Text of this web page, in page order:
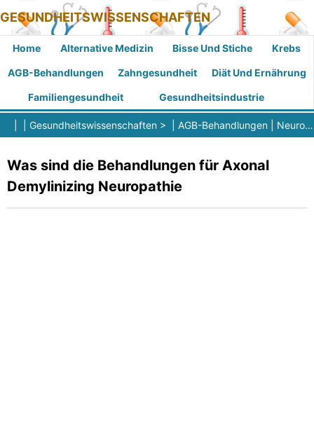
GESUNDHEITSWISSENSCHAFTEN
Home Alternative Medizin Bisse Und Stiche Krebs
AGB-Behandlungen Zahngesundheit Diät Und Ernährung
Familiengesundheit Gesundheitsindustrie
Gesundheitswissenschaften > | AGB-Behandlungen Neurologische Erkrankungen
Was sind die Behandlungen für Axonal
Demylinizing Neuropathie